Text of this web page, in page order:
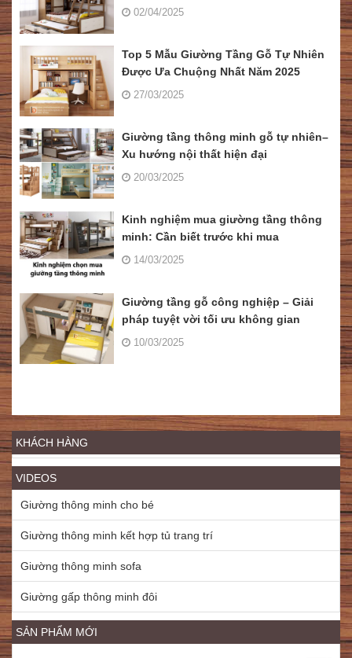
02/04/2025
Top 5 Mẫu Giường Tầng Gỗ Tự Nhiên
Được Ưa Chuộng Nhất Năm 2025
27/03/2025
Giường tầng thông minh gỗ tự nhiên–
Xu hướng nội thất hiện đại
20/03/2025
Kinh nghiệm mua giường tầng thông
minh: Cần biết trước khi mua
14/03/2025
Giường tầng gỗ công nghiệp – Giải
pháp tuyệt vời tối ưu không gian
10/03/2025
KHÁCH HÀNG
VIDEOS
Giường thông minh cho bé
Giường thông minh kết hợp tủ trang trí
Giường thông minh sofa
Giường gấp thông minh đôi
SẢN PHẨM MỚI